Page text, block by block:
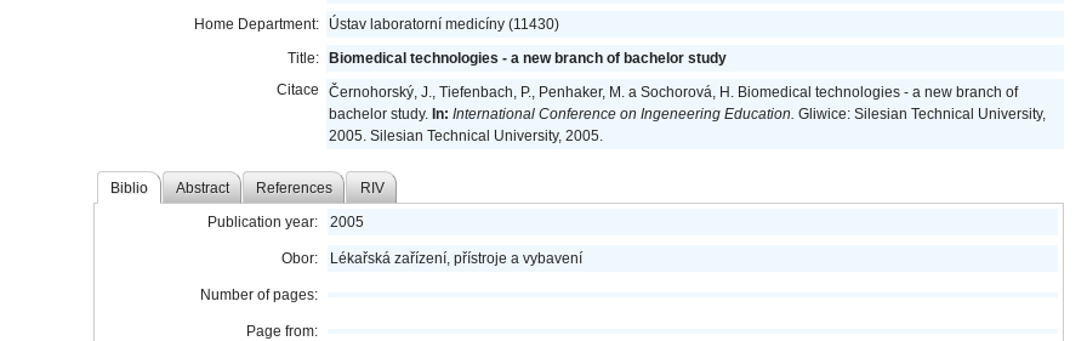
Home Department:
Ústav laboratorní medicíny (11430)
Title:
Biomedical technologies - a new branch of bachelor study
Citace
Černohorský, J., Tiefenbach, P., Penhaker, M. a Sochorová, H. Biomedical technologies - a new branch of
bachelor study. In:International Conference on Ingeneering Education. Gliwice: Silesian Technical University,
2005. Silesian Technical University, 2005.
Biblio Abstract References RIV
Publication year: 2005
Obor: Lékařská zařízení, přístroje a vybavení
Number of pages:
Page from: